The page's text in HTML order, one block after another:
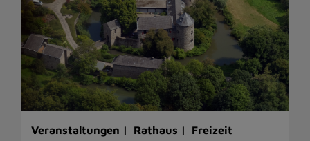
Veranstaltungen | Rathaus | Freizeit